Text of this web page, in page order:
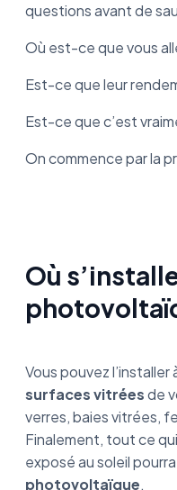
questions avant de
Où est-ce que vous
Est-ce que leur
Est-ce que c’est
On commence par la
Où
Vous pouvez
surfaces vitréesde
verres, baies vitrées,
Finalement, tout ce
exposé au soleil
photovoltaïque.